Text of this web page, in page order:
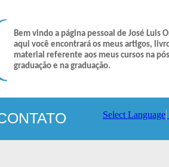
Bem vindo a página pessoal de José Luis
aqui você encontrará os meus artigos,
material referente aos meus cursos na
graduação e na graduação.
Select Language